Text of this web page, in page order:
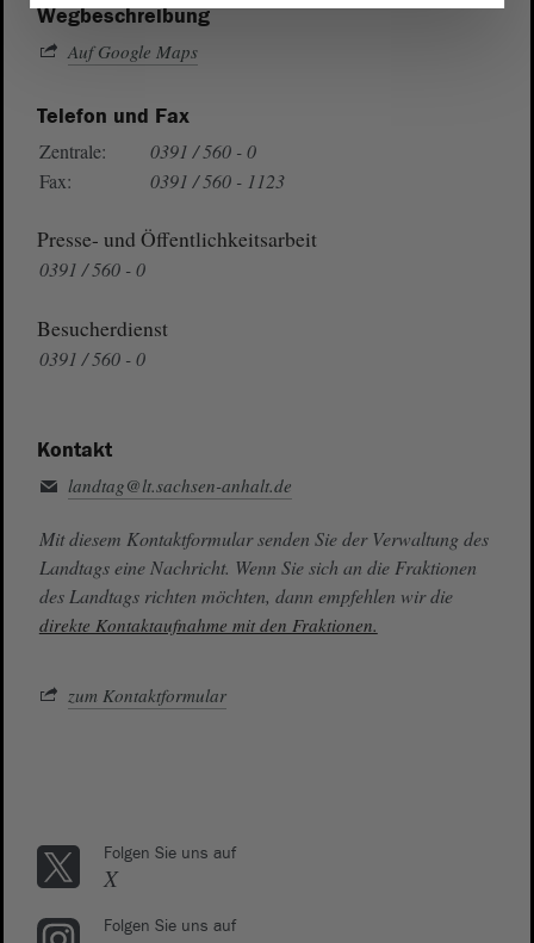
Wegbeschreibung
Auf Google Maps
Telefon und Fax
Zentrale:
0391 / 560 - 0
Fax:
0391 / 560 - 1123
Presse- und Öffentlichkeitsarbeit
0391 / 560 - 0
Besucherdienst
0391 / 560 - 0
Kontakt
landtag@lt.sachsen-anhalt.de
Mit diesem Kontaktformular senden Sie der Verwaltung des
Landtags eine Nachricht. Wenn Sie sich an die Fraktionen
des Landtags richten möchten, dann empfehlen wir die
direkte Kontaktaufnahme mit den Fraktionen.
zum Kontaktformular
Folgen Sie uns auf
X
Folgen Sie uns auf